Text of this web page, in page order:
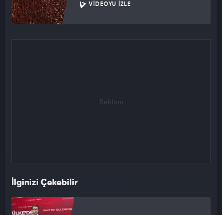
VIDEOYU İZLE
İlginizi Çekebilir